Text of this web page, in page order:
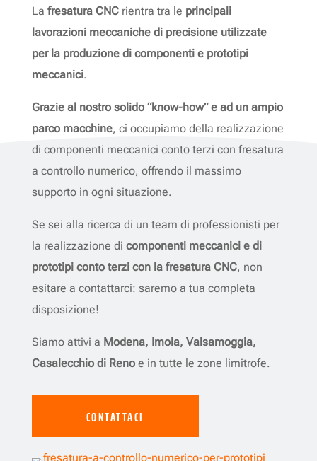
La fresatura CNCrientra tra le principali
lavorazioni meccaniche di precisione utilizzate
per la produzione di componenti e prototipi
meccanici.
Grazie al nostro solido “know-how” e ad un ampio
parco macchine, ci occupiamo della realizzazione
di componenti meccanici conto terzi con fresatura
a controllo numerico, offrendo il massimo
supporto in ogni situazione.
Se sei alla ricerca di un team di professionisti per
la realizzazione di componenti meccanici e di
prototipi conto terzi con la fresatura CNC, non
esitare a contattarci: saremo a tua completa
disposizione!
Siamo attivi a Modena, Imola, Valsamoggia,
Casalecchio di Renoe in tutte le zone limitrofe.
CONTATTACI